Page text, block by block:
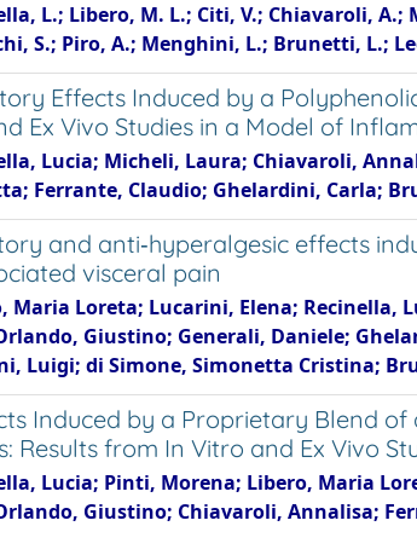
L.; Libero, M. L.; Citi, V.; Chiavaroli,
S.; Piro, A.; Menghini, L.; Brunetti, L.;
Effects Induced by a
Ex Vivo Studies in a Model of
Lucia; Micheli, Laura; Chiavaroli,
Ferrante, Claudio; Ghelardini, Carla;
and anti‐hyperalgesic effects
visceral pain
Maria Loreta; Lucarini, Elena;
Giustino; Generali, Daniele;
Luigi; di Simone, Simonetta Cristina;
Induced by a Proprietary Blend
Results from In Vitro and Ex Vivo
Lucia; Pinti, Morena; Libero, Maria
Giustino; Chiavaroli, Annalisa;